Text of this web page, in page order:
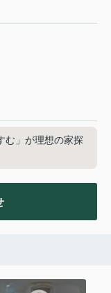
む」が理想の家探